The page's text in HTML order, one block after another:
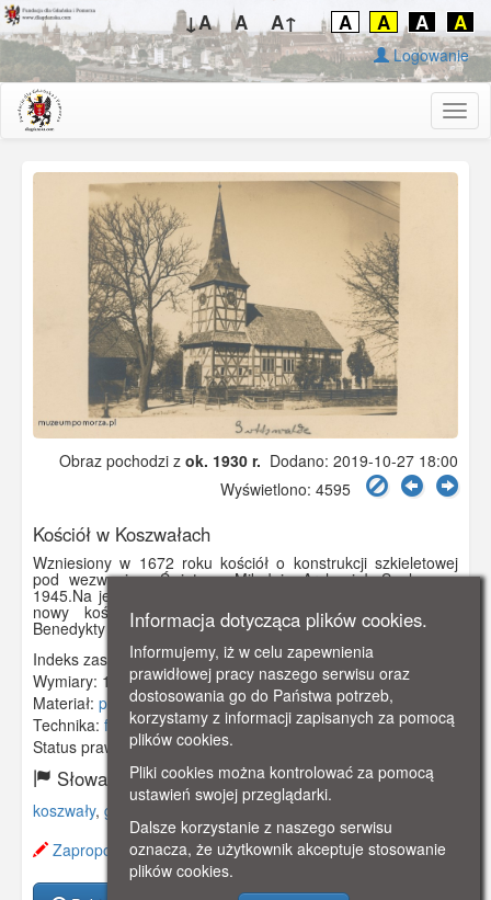
↓A A A↑ A A A A
Logowanie
Obraz pochodzi z ok. 1930 r. Dodano: 2019-10-27 18:00
Wyświetlono: 4595
Kościół w Koszwałach
Wzniesiony w 1672 roku kościół o konstrukcji szkieletowej
pod wezwaniem Świętego Mikołaja Archanioła.Spalony w
1945.Na jego miejscu w latach 90-tych XX wiek zbudowano
nowy kościół (pod wezwaniem błogosławionej Teresy
Benedykty od Krzyża).
Indeks zasobu:GSP00753
Wymiary: 140 x 90 mm
Materiał: pocztówka
Technika: fotografia czarno-biała
Status prawny:Użycie Niekomercyjne
Słowa kluczowe:
koszwały, gottswalde kościół, świątynią
Zaproponuj zmianę opisu.
Informacja dotycząca plików cookies.
Informujemy, iż w celu zapewnienia
prawidłowej pracy naszego serwisu oraz
dostosowania go do Państwa potrzeb,
korzystamy z informacji zapisanych za pomocą
plików cookies.
Pliki cookies można kontrolować za pomocą
ustawień swojej przeglądarki.
Dalsze korzystanie z naszego serwisu
oznacza, że użytkownik akceptuje stosowanie
plików cookies.